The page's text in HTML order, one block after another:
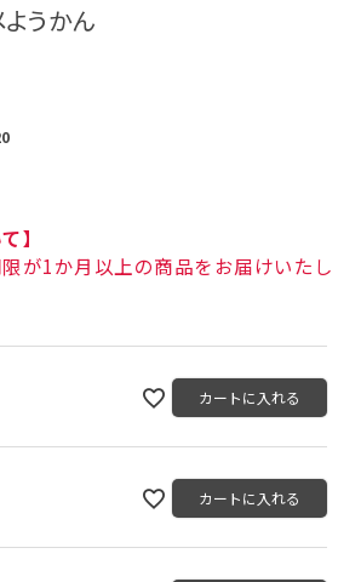
うかん
】
が1か月以上の商品をお届けいたし
カートに入れる
カートに入れる